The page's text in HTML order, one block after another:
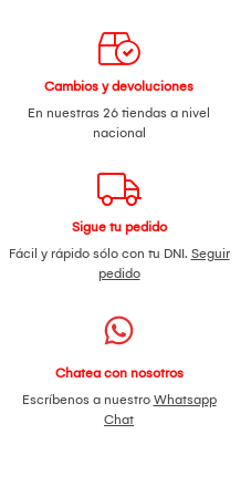
Cambios y devoluciones
En nuestras 26 tiendas a nivel
nacional
Sigue tu pedido
Fácil y rápido sólo con tu DNI. Seguir
pedido
Chatea con nosotros
Escríbenos a nuestro Whatsapp
Chat